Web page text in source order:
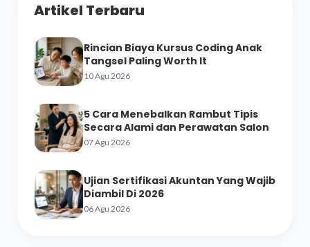
Artikel Terbaru
Rincian Biaya Kursus Coding Anak
Tangsel Paling Worth It
10 Agu 2026
5 Cara Menebalkan Rambut Tipis
Secara Alami dan Perawatan Salon
07 Agu 2026
Ujian Sertifikasi Akuntan Yang Wajib
Diambil Di 2026
06 Agu 2026